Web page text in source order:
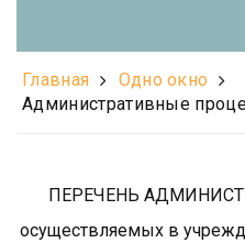
Главная
Одно окно
Административные
ПЕРЕЧЕНЬ
осуществляемых в